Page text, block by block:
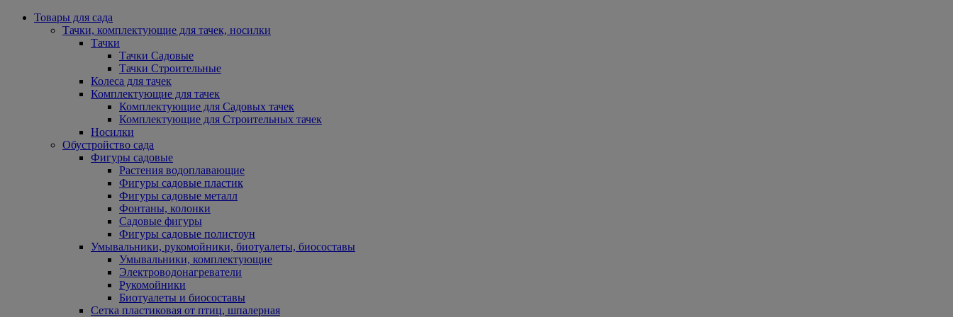
Товары для сада
Тачки, комплектующие для тачек, носилки
Тачки
Тачки Садовые
Тачки Строительные
Колеса для тачек
Комплектующие для тачек
Комплектующие для Садовых тачек
Комплектующие для Строительных тачек
Носилки
Обустройство сада
Фигуры садовые
Растения водоплавающие
Фигуры садовые пластик
Фигуры садовые металл
Фонтаны, колонки
Садовые фигуры
Фигуры садовые полистоун
Умывальники, рукомойники, биотуалеты, биосоставы
Умывальники, комплектующие
Электроводонагреватели
Рукомойники
Биотуалеты и биосоставы
Сетка пластиковая от птиц, шпалерная